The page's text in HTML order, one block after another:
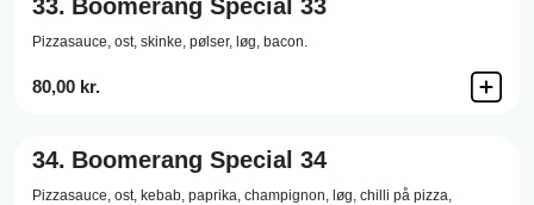
33. Boomerang Special 33
Pizzasauce, ost, skinke, pølser, løg, bacon.
80,00 kr.
34. Boomerang Special 34
Pizzasauce, ost, kebab, paprika, champignon, løg, chilli på pizza,